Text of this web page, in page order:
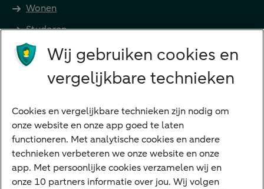
Wonen
Studeren
Preferred Banking
Digitale diensten
Internet Bankieren
ABN AMRO app
Tikkie
Wij gebruiken cookies en
vergelijkbare technieken
Cookies en vergelijkbare technieken zijn nodig om
onze website en onze app goed te laten
functioneren. Met analytische cookies en andere
technieken verbeteren we onze website en onze
app. Met persoonlijke cookies verzamelen wij en
onze 10 partners informatie over jou. Wij volgen